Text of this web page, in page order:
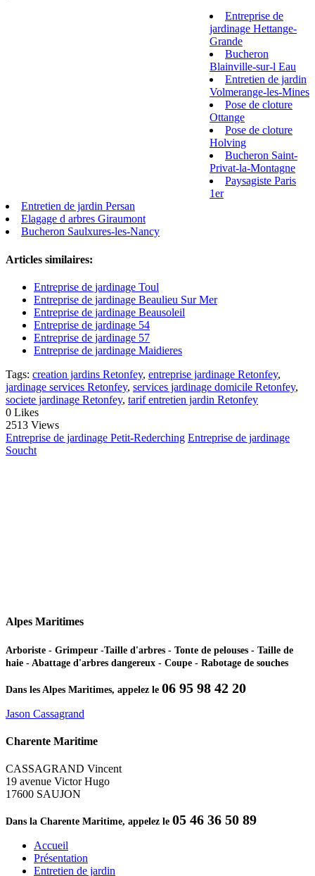
Entreprise de
jardinage Hettange-
Grande
Bucheron
Blainville-sur-l Eau
Entretien de jardin
Volmerange-les-Mines
Pose de cloture
Ottange
Pose de cloture
Holving
Bucheron Saint-
Privat-la-Montagne
Paysagiste Paris
1er
Entretien de jardin Persan
Elagage d arbres Giraumont
Bucheron Saulxures-les-Nancy
Articles similaires:
Entreprise de jardinage Toul
Entreprise de jardinage Beaulieu Sur Mer
Entreprise de jardinage Beausoleil
Entreprise de jardinage 54
Entreprise de jardinage 57
Entreprise de jardinage Maidieres
Tags: creation jardins Retonfey, entreprise jardinage Retonfey,
jardinage services Retonfey, services jardinage domicile Retonfey,
societe jardinage Retonfey, tarif entretien jardin Retonfey
0 Likes
2513 Views
Entreprise de jardinage Petit-Rederching Entreprise de jardinage
Soucht
Alpes Maritimes
Arboriste - Grimpeur -Taille d'arbres - Tonte de pelouses - Taille de
haie - Abattage d'arbres dangereux - Coupe - Rabotage de souches
Dans les Alpes Maritimes, appelez le 06 95 98 42 20
Jason Cassagrand
Charente Maritime
CASSAGRAND Vincent
19 avenue Victor Hugo
17600 SAUJON
Dans la Charente Maritime, appelez le 05 46 36 50 89
Accueil
Présentation
Entretien de jardin